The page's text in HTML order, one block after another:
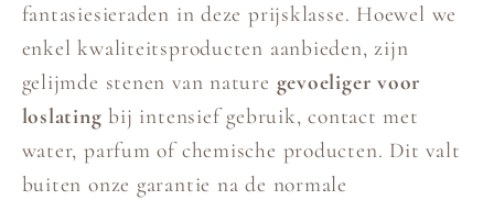
fantasiesieraden in deze prijsklasse. Hoewel we
enkel kwaliteitsproducten aanbieden, zijn
gelijmde stenen van nature gevoeliger voor
loslating bij intensief gebruik, contact met
water, parfum of chemische producten. Dit valt
buiten onze garantie na de normale